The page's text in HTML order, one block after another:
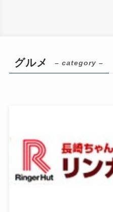
グルメ – category –